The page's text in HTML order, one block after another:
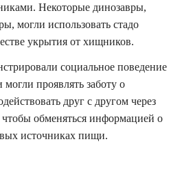
Некоторые динозавры,
могли использовать стадо
укрытия от хищников.
социальное поведение
проявлять заботу о
друг с другом через
обменяться информацией о
источниках пищи.